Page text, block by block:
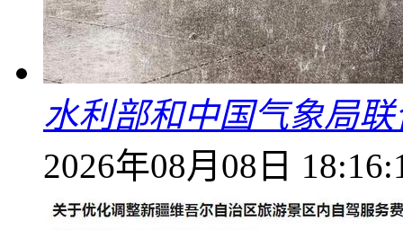
水利部和中国气象局
2026年08月08日